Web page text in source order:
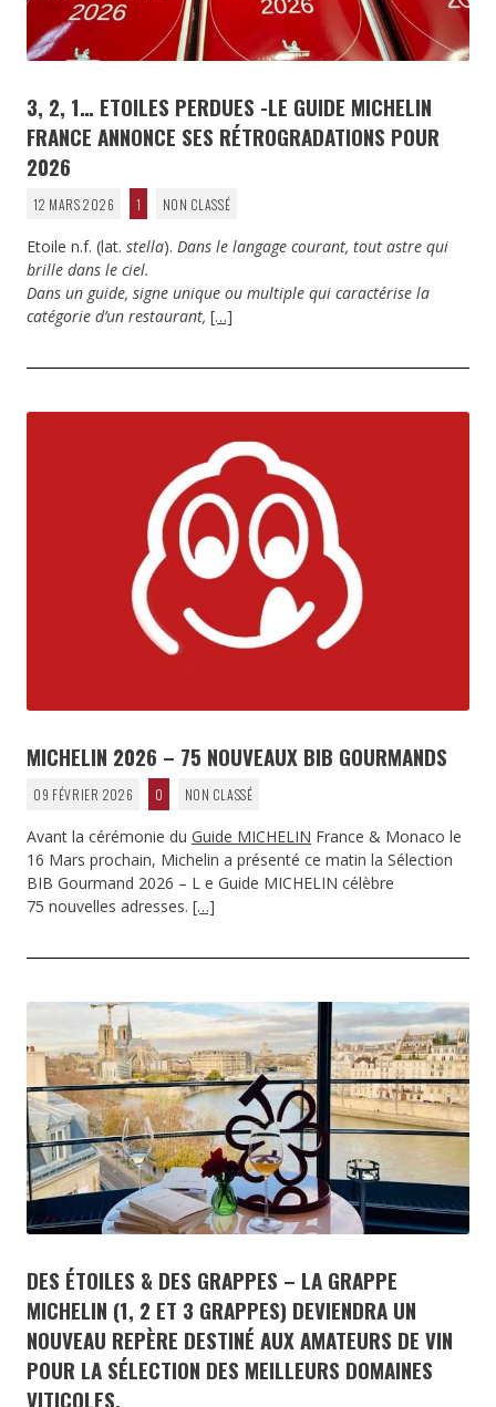
3, 2, 1… ETOILES PERDUES -LE GUIDE MICHELIN
FRANCE ANNONCE SES RÉTROGRADATIONS POUR
2026
12 MARS 2026 1 NON CLASSÉ
Etoile n.f. (lat. stella). Dans le langage courant, tout astre qui
brille dans le ciel.
Dans un guide, signe unique ou multiple qui caractérise la
catégorie d’un restaurant, […]
MICHELIN 2026 – 75 NOUVEAUX BIB GOURMANDS
09 FÉVRIER 2026 0 NON CLASSÉ
Avant la cérémonie du Guide MICHELIN France & Monaco le
16 Mars prochain, Michelin a présenté ce matin la Sélection
BIB Gourmand 2026 – L e Guide MICHELIN célèbre
75 nouvelles adresses. […]
DES ÉTOILES & DES GRAPPES – LA GRAPPE
MICHELIN (1, 2 ET 3 GRAPPES) DEVIENDRA UN
NOUVEAU REPÈRE DESTINÉ AUX AMATEURS DE VIN
POUR LA SÉLECTION DES MEILLEURS DOMAINES
VITICOLES.